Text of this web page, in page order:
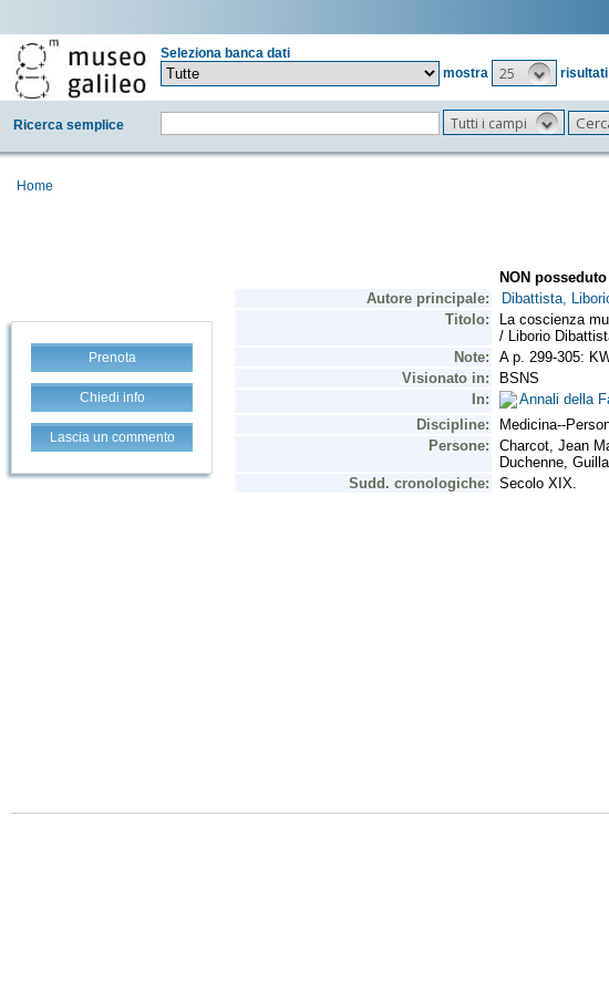
Seleziona banca dati
mostra
25 risultati
Ricerca semplice Tutti i campi
Home
Prenota
Chiedi info
Lascia un commento